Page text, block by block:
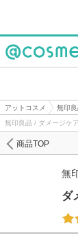
アットコスメ 無印
無印良品 / ダメージケ
商品TOP
無
ダ